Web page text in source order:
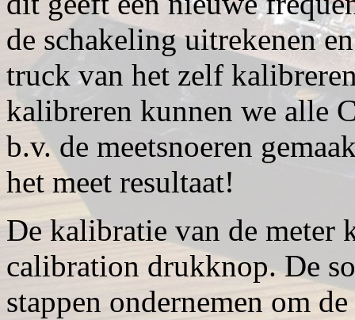
de schakeling uitrekenen
truck van het zelf
kalibreren kunnen we alle
b.v. de meetsnoeren
het meet resultaat!
De kalibratie van de meter
calibration drukknop. De
stappen ondernemen om